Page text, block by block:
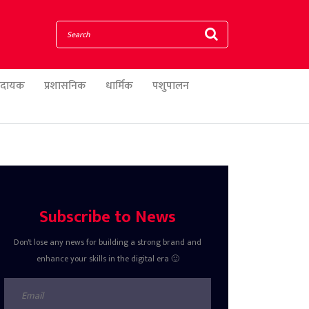
प्रशासनिक धार्मिक
पशुपालन
Subscribe to News
Don't lose any news for building a strong brand and
enhance your skills in the digital era 🙂